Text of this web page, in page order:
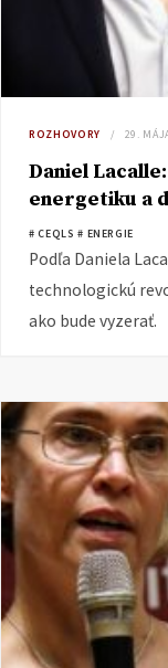
ROZHOVORY 29.
Daniel
energetiku a
energie
# CEQLS # ENERGIE
Podľa Daniela
technologickú
ako bude vyzerať.